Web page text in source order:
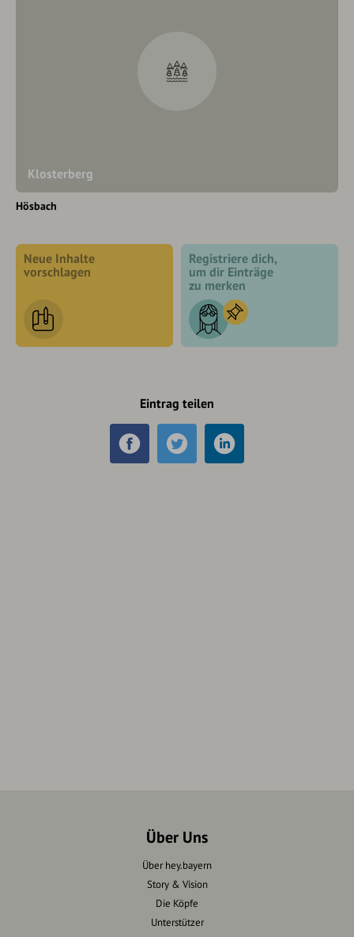
Klosterberg
Hösbach
Neue Inhalte
vorschlagen
Registriere dich,
um dir Einträge
zu merken
Eintrag teilen
Über Uns
Über hey.bayern
Story & Vision
Die Köpfe
Unterstützer